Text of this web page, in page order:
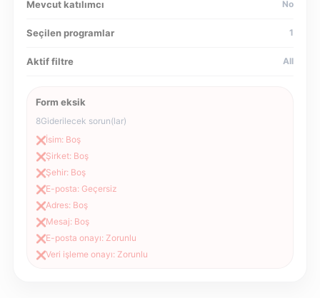
Mevcut katılımcı No
Seçilen programlar 1
Aktif filtre All
Form eksik
8Giderilecek sorun(lar)
❌İsim: Boş
❌Şirket: Boş
❌Şehir: Boş
❌E-posta: Geçersiz
❌Adres: Boş
❌Mesaj: Boş
❌E-posta onayı: Zorunlu
❌Veri işleme onayı: Zorunlu